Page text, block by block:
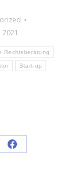
Rechtsberatung
Start-up
Share